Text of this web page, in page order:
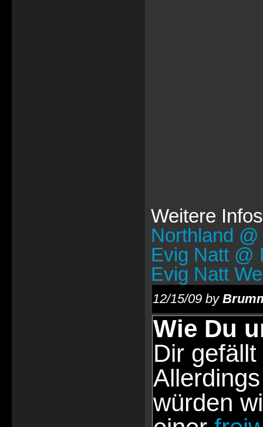
Weitere
Northland
Evig Natt @
Evig Natt
12/15/09 by
Wie Du
Dir
würden